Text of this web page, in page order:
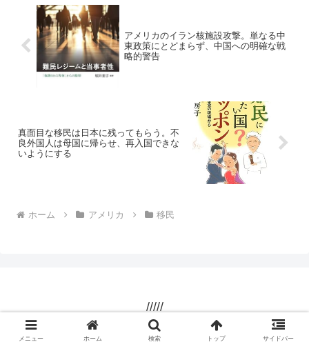
アメリカのイラン核施設攻撃。単なる中
東政策にとどまらず、中国への明確な戦
略的警告
真面目な移民は日本に残ってもらう。不
良外国人は母国に帰らせ、再入国できな
いようにする
ホーム アメリカ 移民
/////
© 2000 /////.
メニュー ホーム 検索 トップ サイドバー